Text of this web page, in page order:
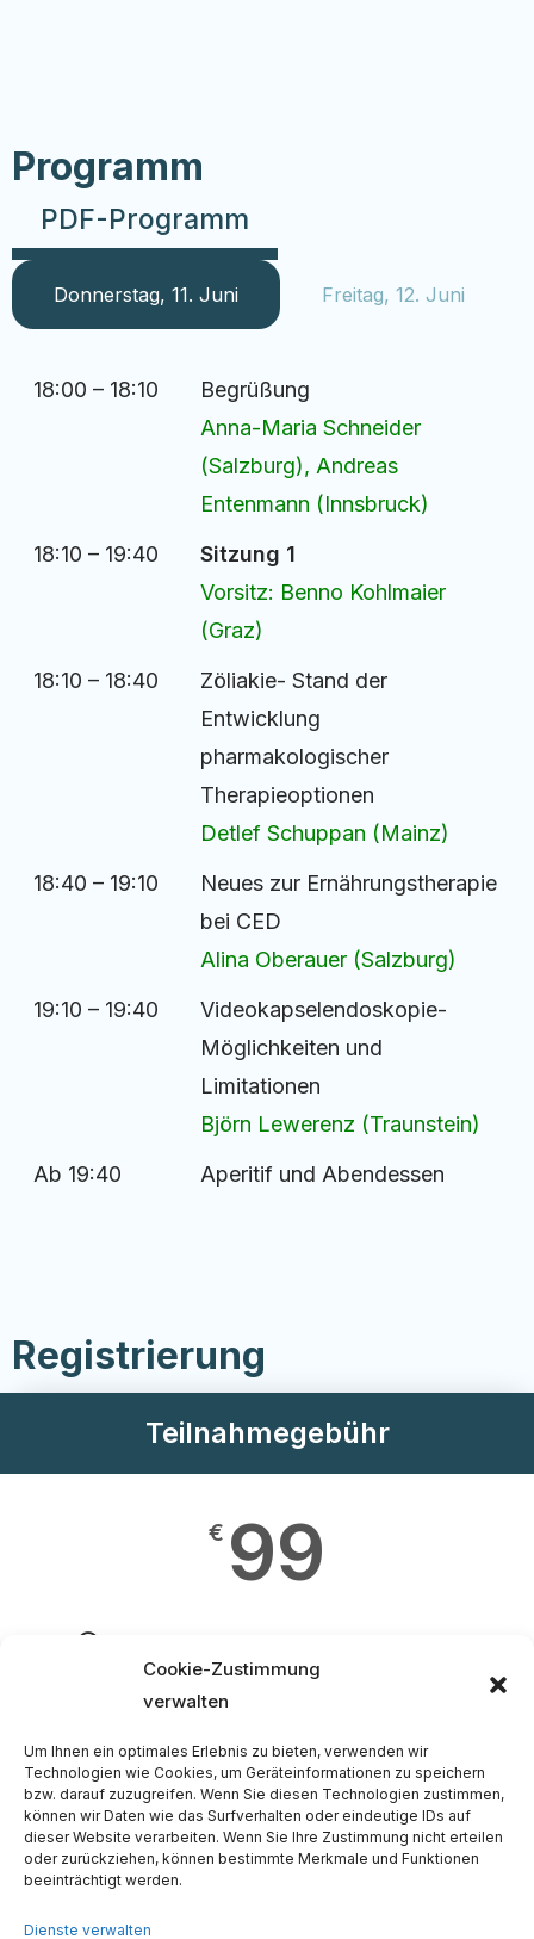
Cookie-Zustimmung
verwalten
Um Ihnen ein optimales Erlebnis zu bieten, verwenden wir
Technologien wie Cookies, um Geräteinformationen zu speichern
bzw. darauf zuzugreifen. Wenn Sie diesen Technologien zustimmen,
können wir Daten wie das Surfverhalten oder eindeutige IDs auf
dieser Website verarbeiten. Wenn Sie Ihre Zustimmung nicht erteilen
oder zurückziehen, können bestimmte Merkmale und Funktionen
beeinträchtigt werden.
Dienste verwalten
Programm
PDF-Programm
Donnerstag, 11. Juni Freitag, 12. Juni
18:00 – 18:10
Begrüßung
Anna-Maria Schneider
(Salzburg), Andreas
Entenmann (Innsbruck)
18:10 – 19:40
Sitzung 1
Vorsitz: Benno Kohlmaier
(Graz)
18:10 – 18:40
Zöliakie- Stand der
Entwicklung
pharmakologischer
Therapieoptionen
Detlef Schuppan (Mainz)
18:40 – 19:10
Neues zur Ernährungstherapie
bei CED
Alina Oberauer (Salzburg)
19:10 – 19:40
Videokapselendoskopie-
Möglichkeiten und
Limitationen
Björn Lewerenz (Traunstein)
Ab 19:40
Aperitif und Abendessen
Registrierung
Teilnahmegebühr
€ 99
Zutritt zu allen wissenschaftlichen Sitzungen
Zutritt zur Fachausstellung
Begrüßungsgetränk + 1 Abendessen (1. Tag)
1 Kaffeepause, 1 Mittagessen, Abschiedsjause (2. Tag)